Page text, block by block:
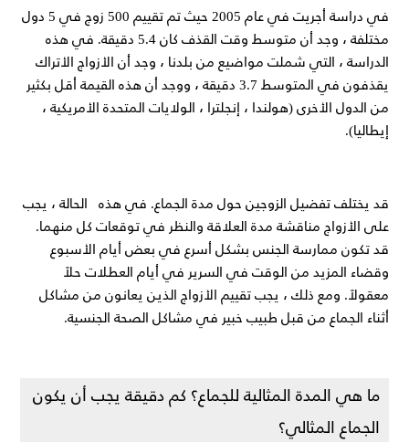
في دراسة أجريت في عام 2005 حيث تم تقييم 500 زوج في 5 دول
مختلفة ، وجد أن متوسط ​​وقت القذف كان 5.4 دقيقة. في هذه
الدراسة ، التي شملت مواضيع من بلدنا ، وجد أن الأزواج الأتراك
يقذفون في المتوسط ​​3.7 دقيقة ، ووجد أن هذه القيمة أقل بكثير
من الدول الأخرى (هولندا ، إنجلترا ، الولايات المتحدة الأمريكية ،
إيطاليا).
قد يختلف تفضيل الزوجين حول مدة الجماع. في هذه الحالة ، يجب
على الأزواج مناقشة مدة العلاقة والنظر في توقعات كل منهما.
قد تكون ممارسة الجنس بشكل أسرع في بعض أيام الأسبوع
وقضاء المزيد من الوقت في السرير في أيام العطلات حلاً
معقولاً. ومع ذلك ، يجب تقييم الأزواج الذين يعانون من مشاكل
أثناء الجماع من قبل طبيب خبير في مشاكل الصحة الجنسية.
ما هي المدة المثالية للجماع؟ كم دقيقة يجب أن يكون
الجماع المثالي؟